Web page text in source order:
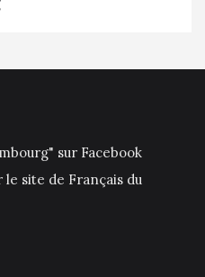
sur Facebook
site de Français du